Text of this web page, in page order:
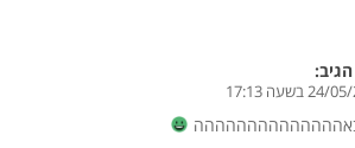
הגיב:
בשעה 17:13
באהההההההההההההה